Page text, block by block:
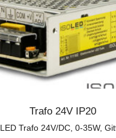
Trafo 24V IP20
LED Trafo 24V/DC, 0-35W,